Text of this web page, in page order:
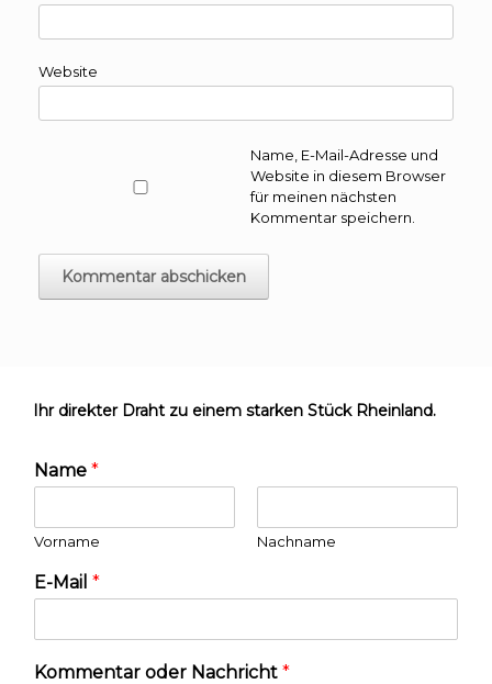
Website
Name, E-Mail-Adresse und
Website in diesem Browser
für meinen nächsten
Kommentar speichern.
Ihr direkter Draht zu einem starken Stück Rheinland.
Name *
Vorname Nachname
E-Mail *
Kommentar oder Nachricht *